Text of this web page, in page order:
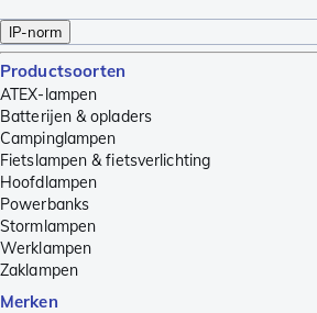
IP-norm
Productsoorten
ATEX-lampen
Batterijen & opladers
Campinglampen
Fietslampen & fietsverlichting
Hoofdlampen
Powerbanks
Stormlampen
Werklampen
Zaklampen
Merken